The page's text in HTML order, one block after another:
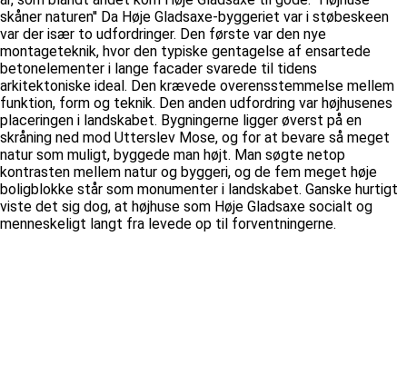
skåner naturen'' Da Høje Gladsaxe-byggeriet var i støbeskeen
var der især to udfordringer. Den første var den nye
montageteknik, hvor den typiske gentagelse af ensartede
betonelementer i lange facader svarede til tidens
arkitektoniske ideal. Den krævede overensstemmelse mellem
funktion, form og teknik. Den anden udfordring var højhusenes
placeringen i landskabet. Bygningerne ligger øverst på en
skråning ned mod Utterslev Mose, og for at bevare så meget
natur som muligt, byggede man højt. Man søgte netop
kontrasten mellem natur og byggeri, og de fem meget høje
boligblokke står som monumenter i landskabet. Ganske hurtigt
viste det sig dog, at højhuse som Høje Gladsaxe socialt og
menneskeligt langt fra levede op til forventningerne.